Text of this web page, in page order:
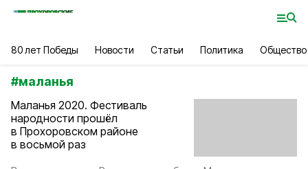
80 лет Победы Новости Статьи Политика Общество
#маланья
Маланья 2020. Фестиваль
народности прошёл
в Прохоровском районе
в восьмой раз